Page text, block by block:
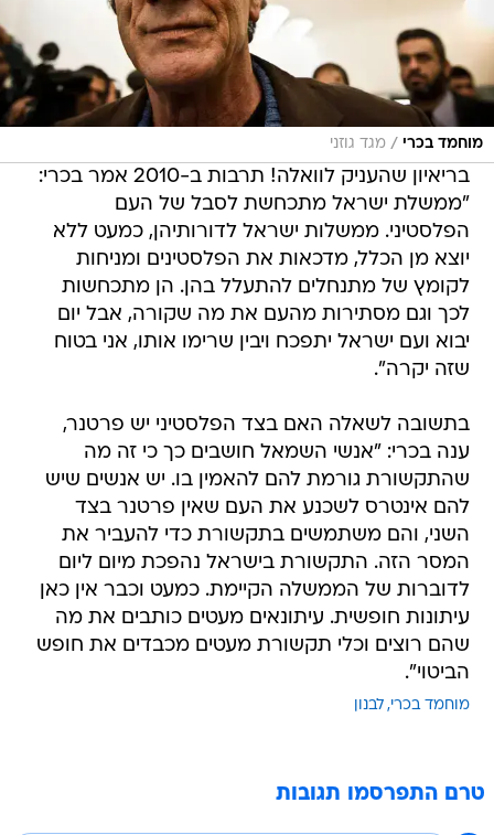
מוחמד בכרי / מגד גוזני
בריאיון שהעניק לוואלה! תרבות ב-2010 אמר בכרי:
"ממשלת ישראל מתכחשת לסבל של העם
הפלסטיני. ממשלות ישראל לדורותיהן, כמעט ללא
יוצא מן הכלל, מדכאות את הפלסטינים ומניחות
לקומץ של מתנחלים להתעלל בהן. הן מתכחשות
לכך וגם מסתירות מהעם את מה שקורה, אבל יום
יבוא ועם ישראל יתפכח ויבין שרימו אותו, אני בטוח
שזה יקרה".
בתשובה לשאלה האם בצד הפלסטיני יש פרטנר,
ענה בכרי: "אנשי השמאל חושבים כך כי זה מה
שהתקשורת גורמת להם להאמין בו. יש אנשים שיש
להם אינטרס לשכנע את העם שאין פרטנר בצד
השני, והם משתמשים בתקשורת כדי להעביר את
המסר הזה. התקשורת בישראל נהפכת מיום ליום
לדוברות של הממשלה הקיימת. כמעט וכבר אין כאן
עיתונות חופשית. עיתונאים מעטים כותבים את מה
שהם רוצים וכלי תקשורת מעטים מכבדים את חופש
הביטוי".
מוחמד בכרי לבנון
טרם התפרסמו תגובות